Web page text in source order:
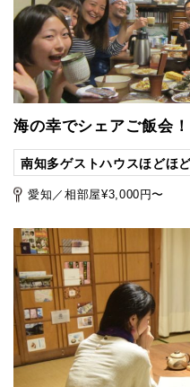
海の幸でシェアご飯会
南知多ゲストハウスほどほ
愛知／相部屋¥3,000円〜